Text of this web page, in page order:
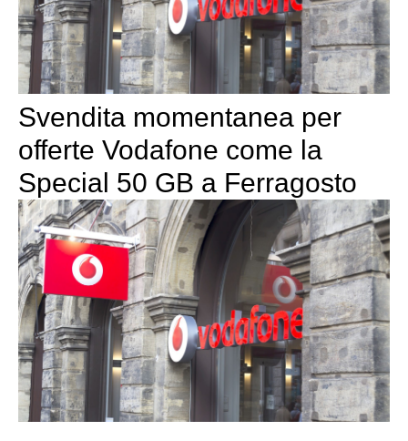
Svendita momentanea per
offerte Vodafone come la
Special 50 GB a Ferragosto